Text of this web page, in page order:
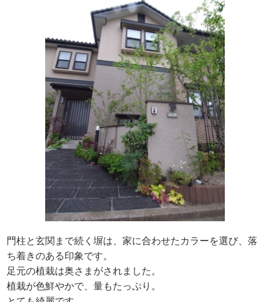
門柱と玄関まで続く塀は、家に合わせたカラーを選び、落
ち着きのある印象です。
足元の植栽は奥さまがされました。
植栽が色鮮やかで、量もたっぷり。